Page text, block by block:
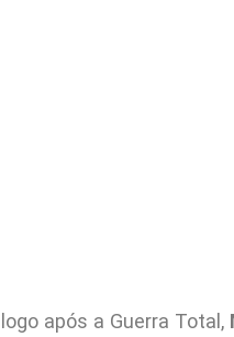
após a Guerra Total,